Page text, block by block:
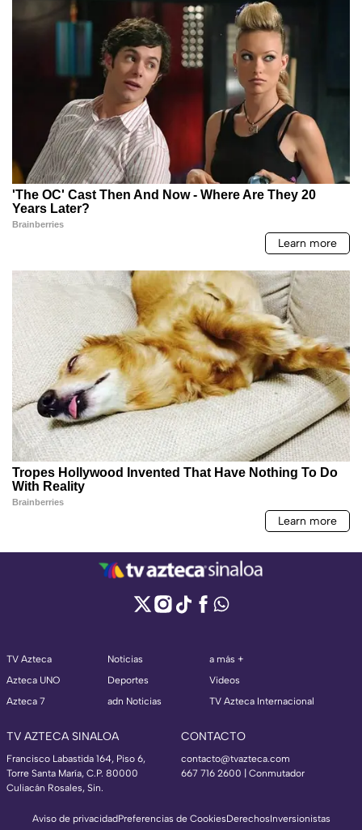
TV Azteca
Azteca UNO
Azteca 7
Noticias
Deportes
adn Noticias
a más +
Videos
TV Azteca Internacional
TV AZTECA SINALOA
Francisco Labastida 164, Piso 6,
Torre Santa María, C.P. 80000
Culiacán Rosales, Sin.
CONTACTO
contacto@tvazteca.com
667 716 2600 | Conmutador
Aviso de privacidadPreferencias de CookiesDerechosInversionistas